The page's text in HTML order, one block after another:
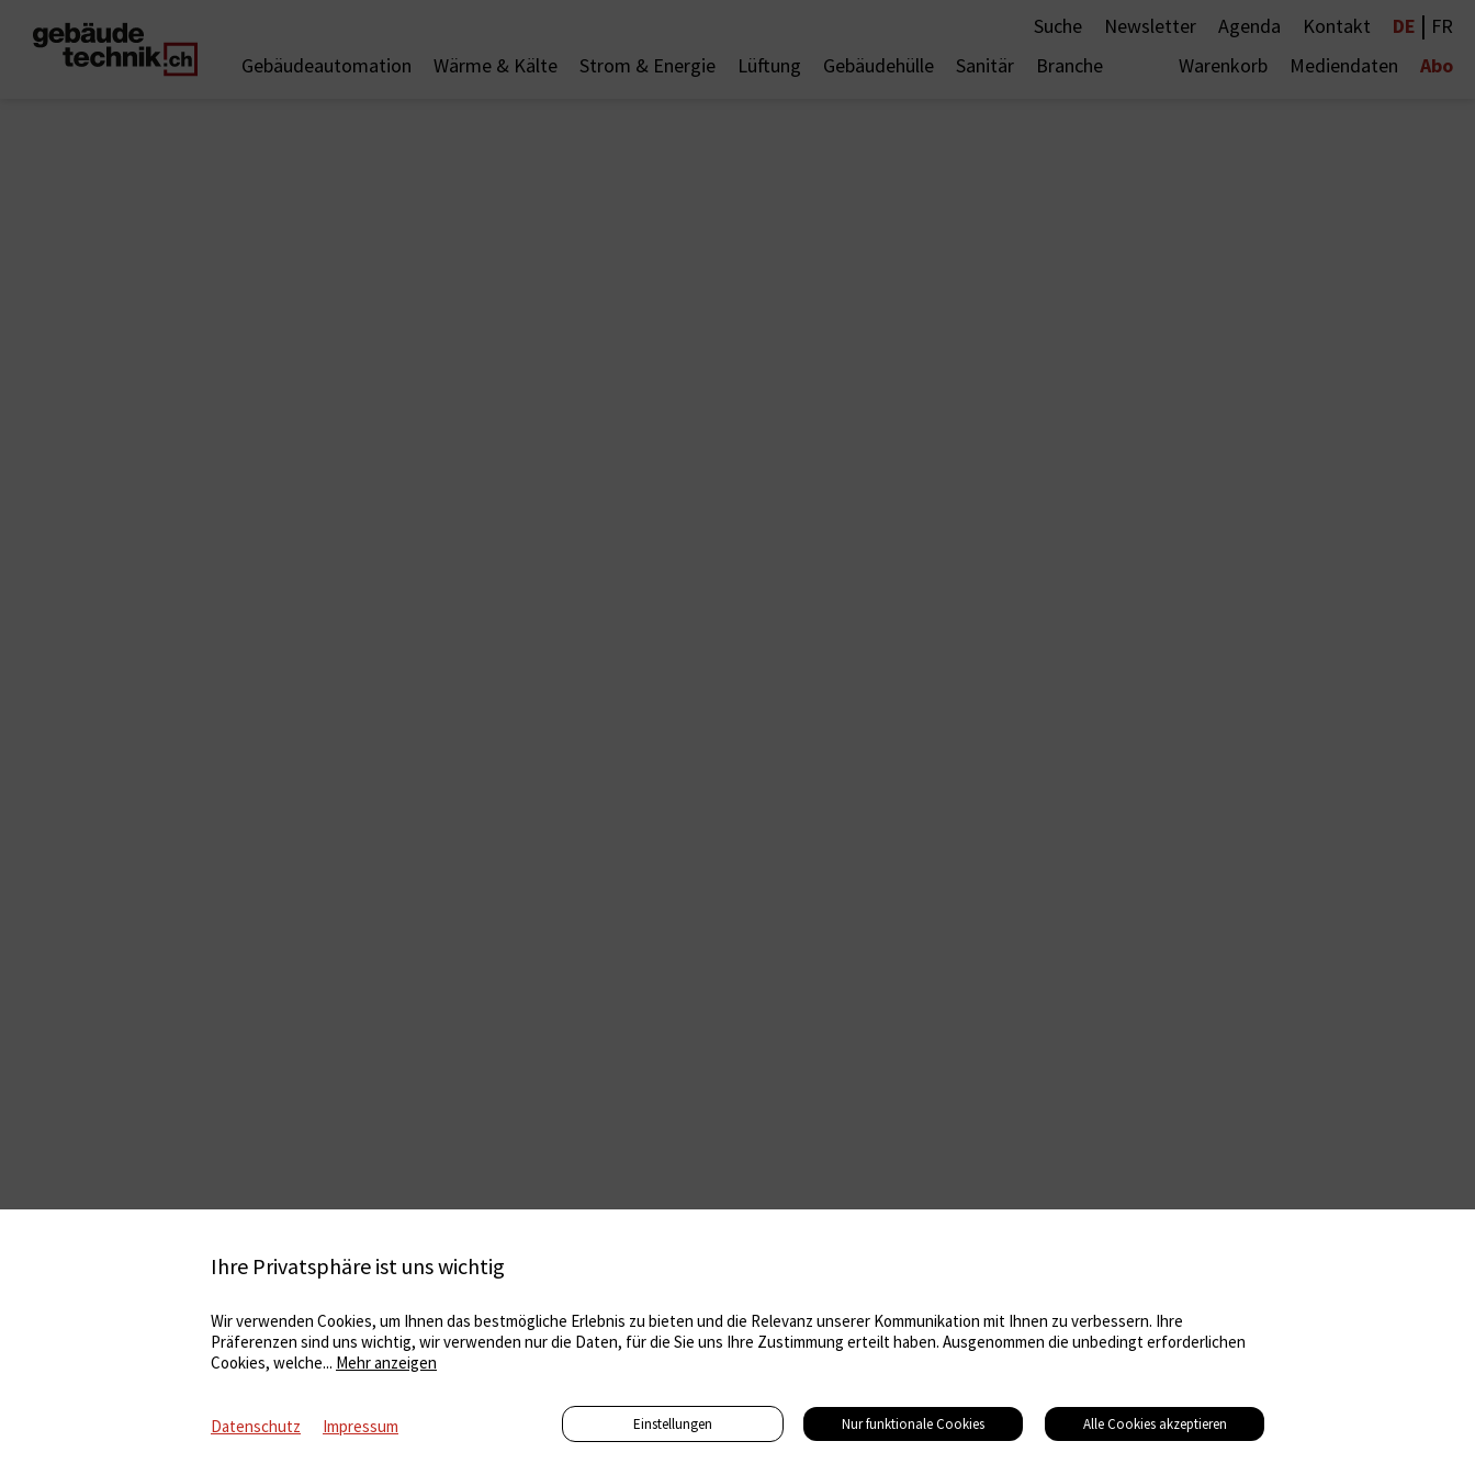
Suche Newsletter Agenda Kontakt DE | FR
Gebäudeautomation
Wärme & Kälte Strom & Energie Lüftung Gebäudehülle Sanitär Branche Warenkorb Mediendaten Abo
Ihre Privatsphäre ist uns wichtig
Wir verwenden Cookies, um Ihnen das bestmögliche Erlebnis zu bieten und die Relevanz unserer Kommunikation mit Ihnen zu verbessern. Ihre
Präferenzen sind uns wichtig, wir verwenden nur die Daten, für die Sie uns Ihre Zustimmung erteilt haben. Ausgenommen die unbedingt erforderlichen
Cookies, welche... Mehr anzeigen
Datenschutz Impressum Einstellungen Nur funktionale Cookies Alle Cookies akzeptieren